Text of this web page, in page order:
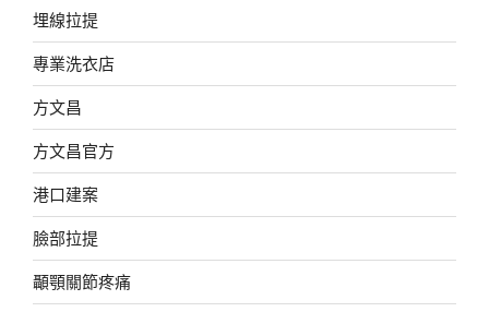
埋線拉提
專業洗衣店
方文昌
方文昌官方
港口建案
臉部拉提
顳顎關節疼痛